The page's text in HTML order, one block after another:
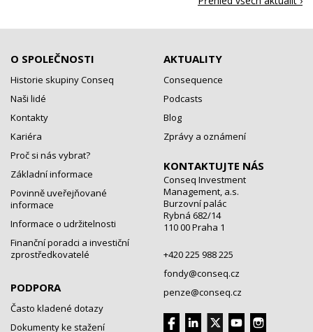
O SPOLEČNOSTI
Historie skupiny Conseq
Naši lidé
Kontakty
Kariéra
Proč si nás vybrat?
Základní informace
Povinně uveřejňované
informace
Informace o udržitelnosti
Finanční poradci a investiční
zprostředkovatelé
PODPORA
Často kladené dotazy
Dokumenty ke stažení
AKTUALITY
Consequence
Podcasts
Blog
Zprávy a oznámení
KONTAKTUJTE NÁS
Conseq Investment
Management, a.s.
Burzovní palác
Rybná 682/14
110 00 Praha 1
+420 225 988 225
fondy@conseq.cz
penze@conseq.cz